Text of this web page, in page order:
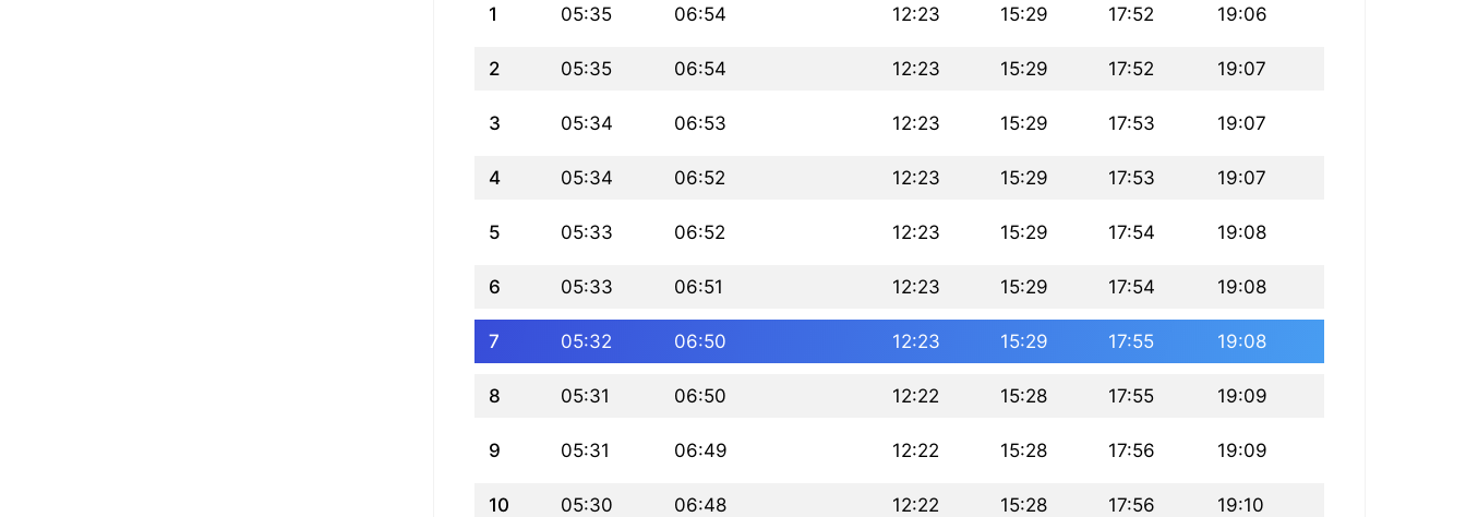
1 05:35 06:54 12:23 15:29 17:52 19:06
2 05:35 06:54 12:23 15:29 17:52 19:07
3 05:34 06:53 12:23 15:29 17:53 19:07
4 05:34 06:52 12:23 15:29 17:53 19:07
5 05:33 06:52 12:23 15:29 17:54 19:08
6 05:33 06:51 12:23 15:29 17:54 19:08
7 05:32 06:50 12:23 15:29 17:55 19:08
8 05:31 06:50 12:22 15:28 17:55 19:09
9 05:31 06:49 12:22 15:28 17:56 19:09
10 05:30 06:48 12:22 15:28 17:56 19:10